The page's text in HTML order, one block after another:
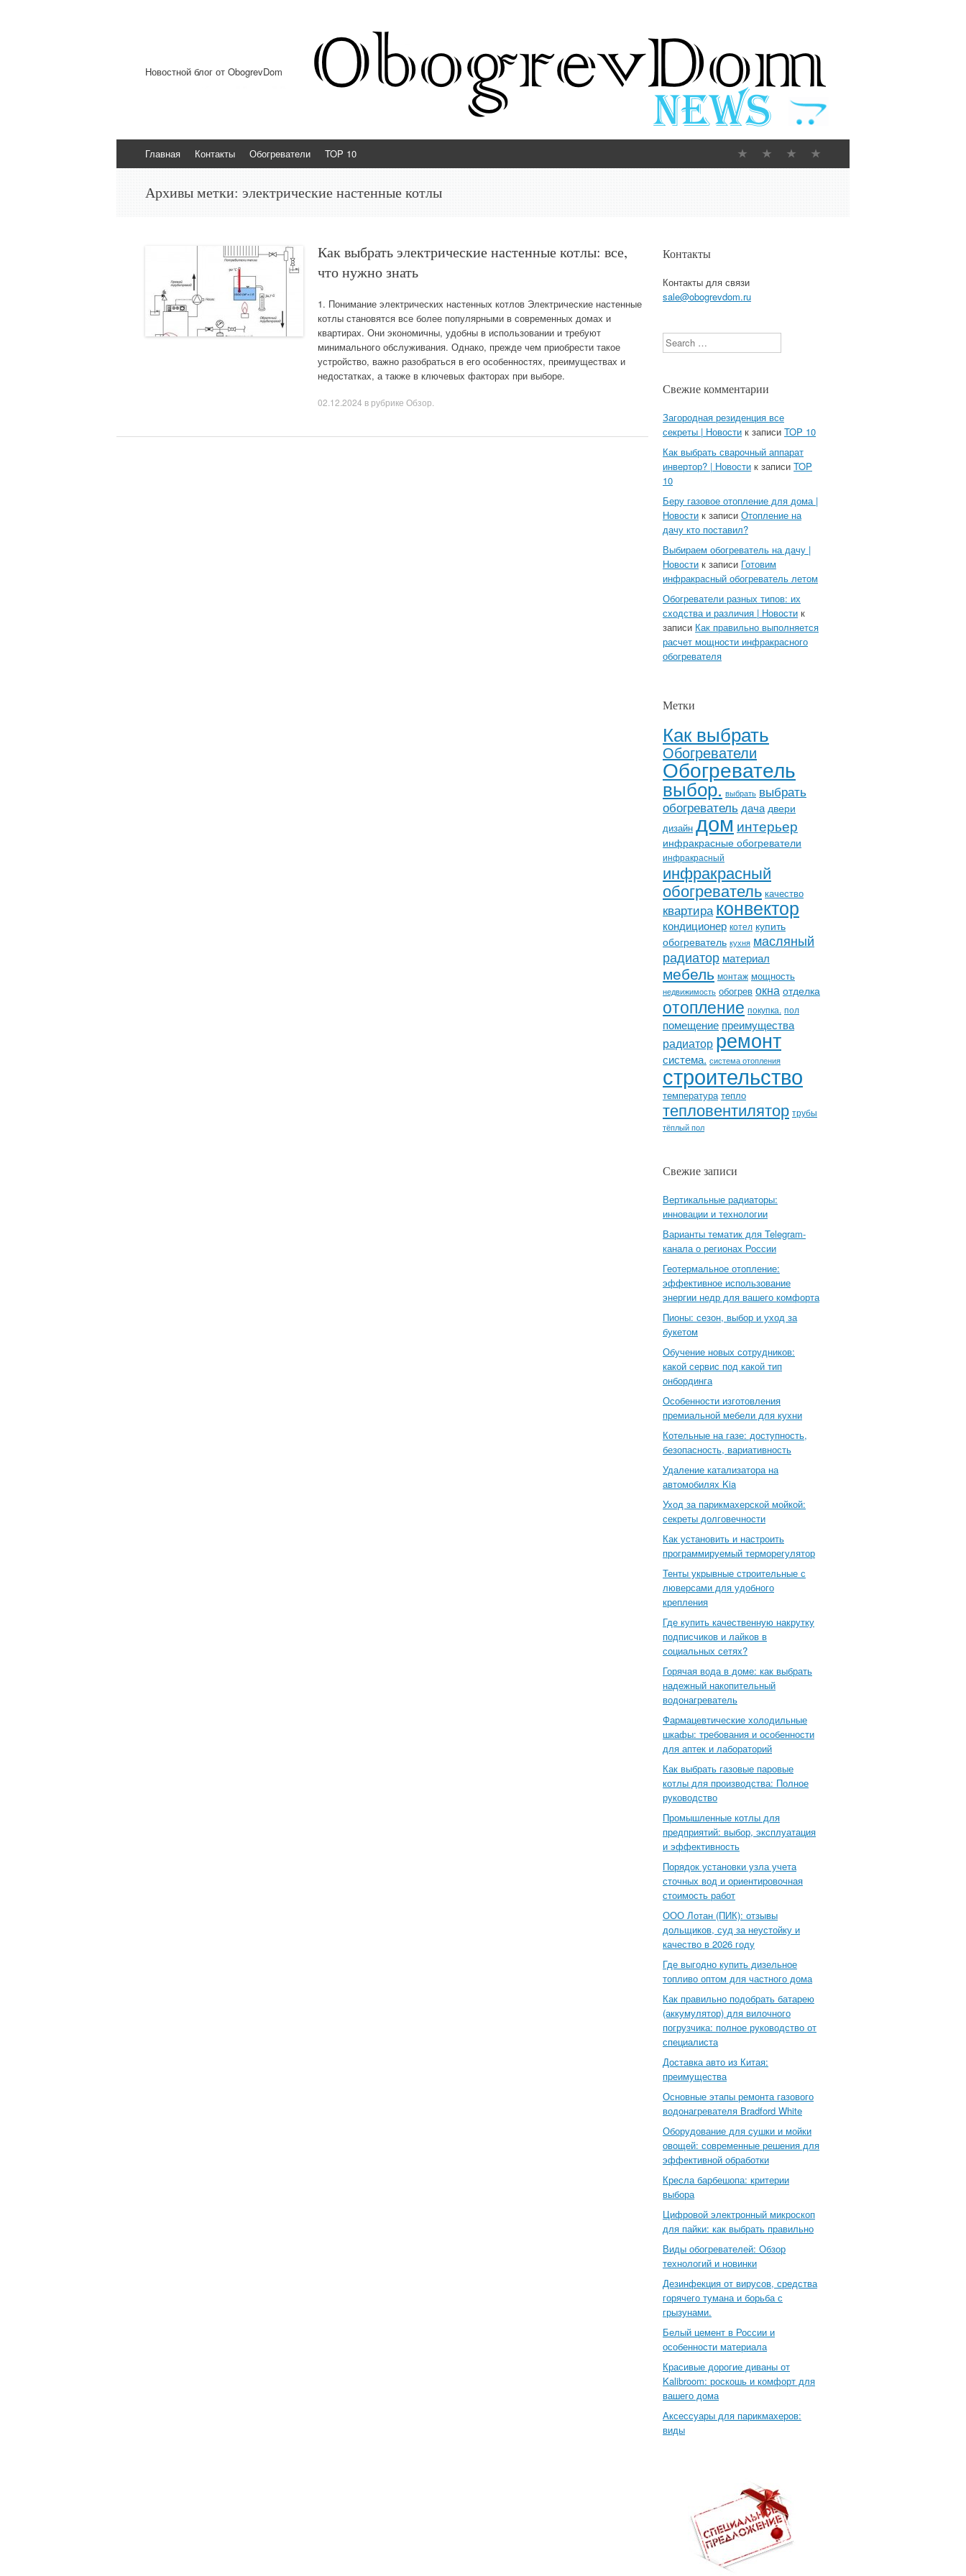
Новостной блог от ObogrevDom
Перейти к содержимому
Главная Контакты Обогреватели TOP 10
Архивы метки: электрические настенные котлы
Как выбрать электрические настенные котлы: все,
что нужно знать
1. Понимание электрических настенных котлов Электрические настенные
котлы становятся все более популярными в современных домах и
квартирах. Они экономичны, удобны в использовании и требуют
минимального обслуживания. Однако, прежде чем приобрести такое
устройство, важно разобраться в его особенностях, преимуществах и
недостатках, а также в ключевых факторах при выборе.
02.12.2024 в рубрике Обзор
Контакты
Контакты для связи
sale@obogrevdom.ru
Search
Свежие комментарии
Загородная резиденция все
секреты | Новости к записи TOP 10
Как выбрать сварочный аппарат
инвертор? | Новости к записи TOP
10
Беру газовое отопление для дома |
Новости к записи Отопление на
дачу кто поставил?
Выбираем обогреватель на дачу |
Новости к записи Готовим
инфракрасный обогреватель летом
Обогреватели разных типов: их
сходства и различия | Новости к
записи Как правильно выполняется
расчет мощности инфракрасного
обогревателя
Метки
Как выбрать
Обогреватели
Обогреватель
выбор. выбрать выбрать
обогреватель дача двери
дизайн доминтерьер
инфракрасные обогреватели
инфракрасный
инфракрасный
обогреватель качество
квартираконвектор
кондиционер котел купить
обогреватель кухня масляный
радиатор материал
мебель монтаж мощность
недвижимость обогрев окна отделка
отопление покупка. пол
помещение преимущества
радиаторремонт
система. система отопления
строительство
температура тепло
тепловентилятор трубы
тёплый пол
Свежие записи
Вертикальные радиаторы:
инновации и технологии
Варианты тематик для Telegram-
канала о регионах России
Геотермальное отопление:
эффективное использование
энергии недр для вашего комфорта
Пионы: сезон, выбор и уход за
букетом
Обучение новых сотрудников:
какой сервис под какой тип
онбординга
Особенности изготовления
премиальной мебели для кухни
Котельные на газе: доступность,
безопасность, вариативность
Удаление катализатора на
автомобилях Kia
Уход за парикмахерской мойкой:
секреты долговечности
Как установить и настроить
программируемый терморегулятор
Тенты укрывные строительные с
люверсами для удобного
крепления
Где купить качественную накрутку
подписчиков и лайков в
социальных сетях?
Горячая вода в доме: как выбрать
надежный накопительный
водонагреватель
Фармацевтические холодильные
шкафы: требования и особенности
для аптек и лабораторий
Как выбрать газовые паровые
котлы для производства: Полное
руководство
Промышленные котлы для
предприятий: выбор, эксплуатация
и эффективность
Порядок установки узла учета
сточных вод и ориентировочная
стоимость работ
ООО Лотан (ПИК): отзывы
дольщиков, суд за неустойку и
качество в 2026 году
Где выгодно купить дизельное
топливо оптом для частного дома
Как правильно подобрать батарею
(аккумулятор) для вилочного
погрузчика: полное руководство от
специалиста
Доставка авто из Китая:
преимущества
Основные этапы ремонта газового
водонагревателя Bradford White
Оборудование для сушки и мойки
овощей: современные решения для
эффективной обработки
Кресла барбешопа: критерии
выбора
Цифровой электронный микроскоп
для пайки: как выбрать правильно
Виды обогревателей: Обзор
технологий и новинки
Дезинфекция от вирусов, средства
горячего тумана и борьба с
грызунами.
Белый цемент в России и
особенности материала
Красивые дорогие диваны от
Kalibroom: роскошь и комфорт для
вашего дома
Аксессуары для парикмахеров:
виды